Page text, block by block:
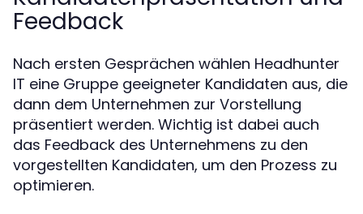
Feedback
Nach ersten Gesprächen wählen Headhunter
IT eine Gruppe geeigneter Kandidaten aus, die
dann dem Unternehmen zur Vorstellung
präsentiert werden. Wichtig ist dabei auch
das Feedback des Unternehmens zu den
vorgestellten Kandidaten, um den Prozess zu
optimieren.